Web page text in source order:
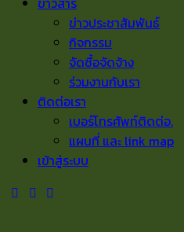
ข่าวประชาสัมพันธ์
กิจกรรม
จัดซื้อจัดจ้าง
ร่วมงานกับเรา
ติดต่อเรา
เบอร์โทรศัพท์ติดต่อ.
แผนที่ และ link map
เข้าสู่ระบบ